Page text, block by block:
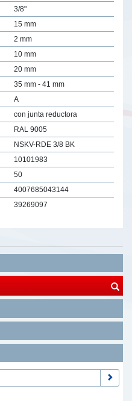
3/8"
15 mm
2 mm
10 mm
20 mm
35 mm - 41 mm
A
con junta reductora
RAL 9005
NSKV-RDE 3/8 BK
10101983
50
4007685043144
39269097